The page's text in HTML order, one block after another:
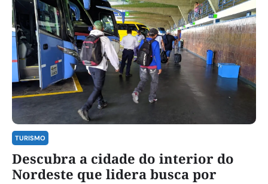
TURISMO
Descubra a cidade do interior do
Nordeste que lidera busca por